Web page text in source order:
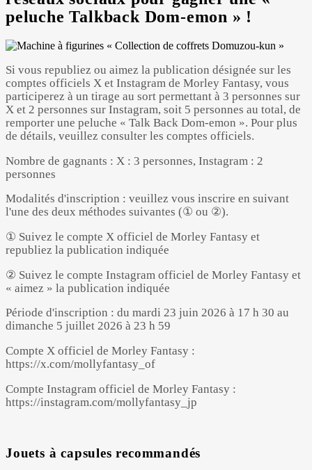
peluche Talkback Dom-emon » !
Si vous republiez ou aimez la publication désignée sur les
comptes officiels X et Instagram de Morley Fantasy, vous
participerez à un tirage au sort permettant à 3 personnes sur
X et 2 personnes sur Instagram, soit 5 personnes au total, de
remporter une peluche « Talk Back Dom-emon ». Pour plus
de détails, veuillez consulter les comptes officiels.
Nombre de gagnants : X : 3 personnes, Instagram : 2
personnes
Modalités d'inscription : veuillez vous inscrire en suivant
l'une des deux méthodes suivantes (① ou ②).
① Suivez le compte X officiel de Morley Fantasy et
republiez la publication indiquée
② Suivez le compte Instagram officiel de Morley Fantasy et
« aimez » la publication indiquée
Période d'inscription : du mardi 23 juin 2026 à 17 h 30 au
dimanche 5 juillet 2026 à 23 h 59
Compte X officiel de Morley Fantasy :
https://x.com/mollyfantasy_of
Compte Instagram officiel de Morley Fantasy :
https://instagram.com/mollyfantasy_jp
Jouets à capsules recommandés